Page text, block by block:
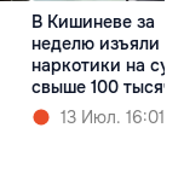
В Кишиневе за
неделю изъяли
наркотики на
свыше 100 тысяч
13 Июл. 16:01